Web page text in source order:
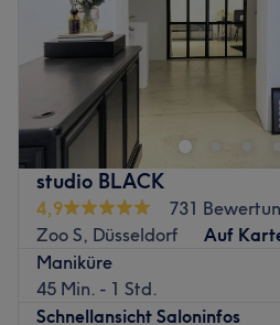
studio BLACK
4,9
731
Zoo S, Düsseldorf
Auf
Maniküre
45 Min. - 1 Std.
Schnellansicht Saloninfos